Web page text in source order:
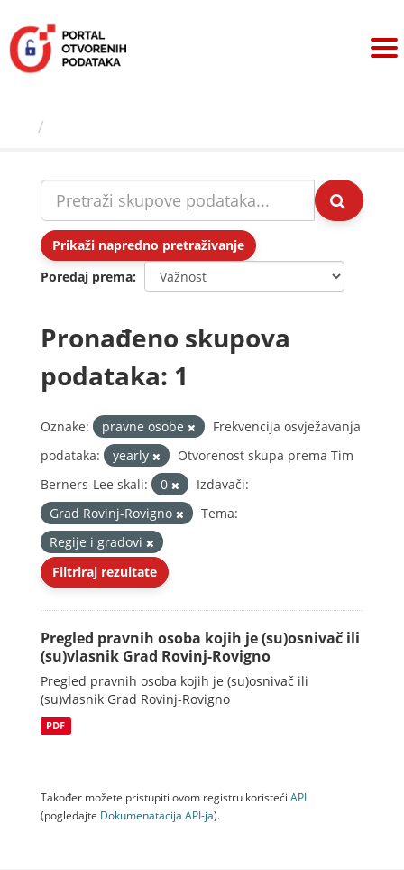
sadržaj
Prikaži napredno pretraživanje
Poredaj prema
Pronađeno skupova
podataka: 1
Oznake: pravne osobe
Frekvencija osvježavanja
podataka:
yearly
Otvorenost skupa prema Tim
Berners-Lee skali:
0
Izdavači:
Grad Rovinj-Rovigno
Tema:
Regije i gradovi
Filtriraj rezultate
Pregled pravnih osoba kojih je (su)osnivač ili
(su)vlasnik Grad Rovinj-Rovigno
Pregled pravnih osoba kojih je (su)osnivač ili
(su)vlasnik Grad Rovinj-Rovigno
PDF
Također možete pristupiti ovom registru koristeći API
(pogledajte Dokumenаtаcijа API-jа).